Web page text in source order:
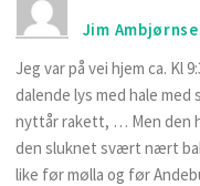
Jim
Jeg var på vei hjem ca. Kl
dalende lys med hale
nyttår rakett, … Men den
den sluknet svært nært
like før mølla og før